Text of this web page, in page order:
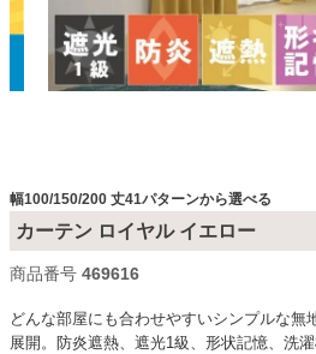
ソファ
ダイニングテーブル・セット
椅子・チェア
幅100/150/200 丈41パターンから選べる
カーテン ロイヤル イエロー
商品番号 c469616
どんな部屋にも合わせやすいシンプルな無
展開。防炎遮熱、遮光1級、形状記憶、洗